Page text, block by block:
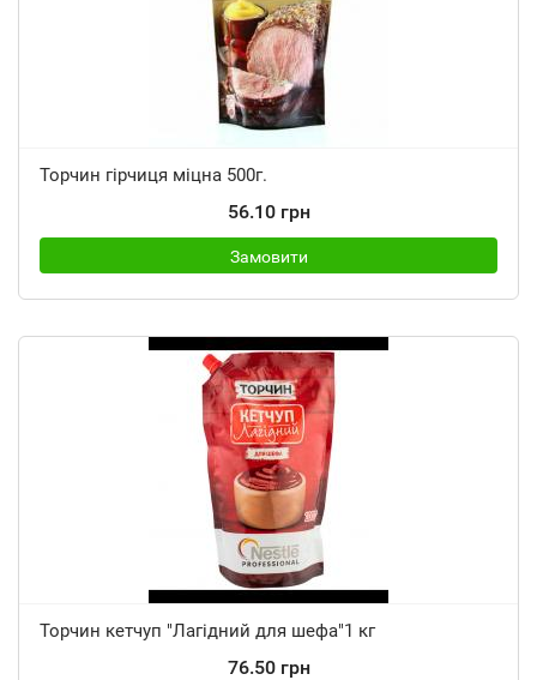
Торчин гірчиця міцна 500г.
56.10 грн
Замовити
Торчин кетчуп "Лагідний для шефа"1 кг
76.50 грн